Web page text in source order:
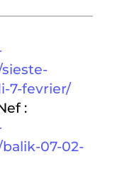
7-fevrier/
:
07-02-